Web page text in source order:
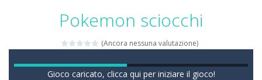
Pokemon sciocchi
(Ancora nessuna valutazione)
Gioco caricato, clicca qui per iniziare il gioco!